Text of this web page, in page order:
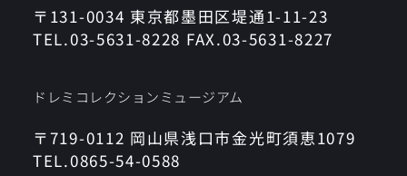
〒131-0034 東京都墨田区堤通1-11-23
TEL.03-5631-8228 FAX.03-5631-8227
ドレミコレクションミュージアム
〒719-0112 岡山県浅口市金光町須恵1079
TEL.0865-54-0588